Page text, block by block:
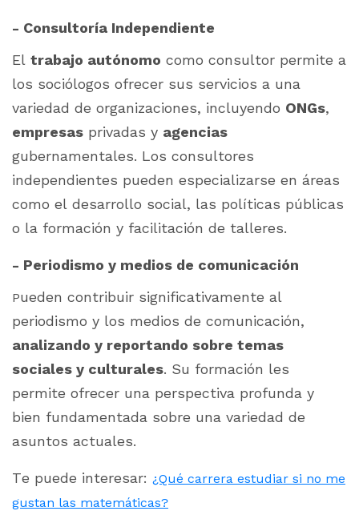
- Consultoría Independiente
El trabajo autónomo como consultor permite a
los sociólogos ofrecer sus servicios a una
variedad de organizaciones, incluyendo ONGs,
empresas privadas y agencias
gubernamentales. Los consultores
independientes pueden especializarse en áreas
como el desarrollo social, las políticas públicas
o la formación y facilitación de talleres.
- Periodismo y medios de comunicación
Pueden contribuir significativamente al
periodismo y los medios de comunicación,
analizando y reportando sobre temas
sociales y culturales. Su formación les
permite ofrecer una perspectiva profunda y
bien fundamentada sobre una variedad de
asuntos actuales.
Te puede interesar: ¿Qué carrera estudiar si no me
gustan las matemáticas?